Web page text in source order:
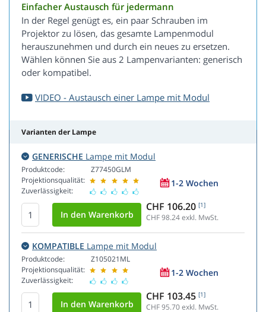
Einfacher Austausch für jedermann
In der Regel genügt es, ein paar Schrauben im
Projektor zu lösen, das gesamte Lampenmodul
herauszunehmen und durch ein neues zu ersetzen.
Wählen können Sie aus 2 Lampenvarianten: generisch
oder kompatibel.
VIDEO - Austausch einer Lampe mit Modul
Varianten der Lampe
GENERISCHE Lampe mit Modul
Produktcode:
Projektionsqualität:
Zuverlässigkeit:
Z77450GLM
1-2 Wochen
CHF 106.20 [1]
CHF 98.24exkl. MwSt.
KOMPATIBLE Lampe mit Modul
Produktcode:
Projektionsqualität:
Zuverlässigkeit:
Z105021ML
1-2 Wochen
CHF 103.45 [1]
CHF 95.70exkl. MwSt.